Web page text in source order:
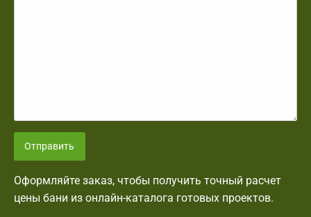
Отправить
Оформляйте заказ, чтобы получить точный расчет
цены бани из онлайн-каталога готовых проектов.